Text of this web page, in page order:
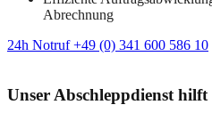
Abrechnung
24h Notruf +49 (0) 341 600 586 10
Unser Abschleppdienst